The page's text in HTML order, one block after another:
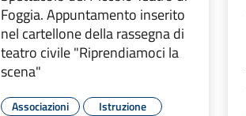
Foggia. Appuntamento inserito
nel cartellone della rassegna di
teatro civile "Riprendiamoci la
scena"
Associazioni
Istruzione